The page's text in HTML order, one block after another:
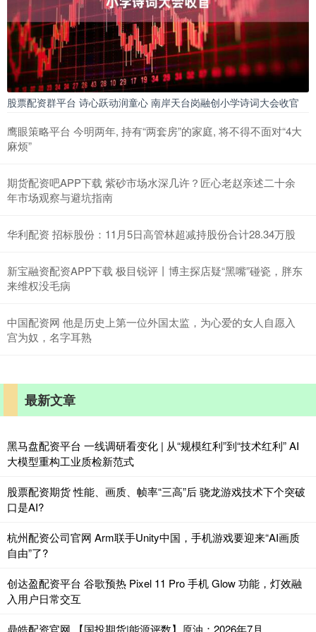
股票配资群平台 诗心跃动润童心 南岸天台岗融创小学诗词大会收官
鹰眼策略平台 今明两年, 持有“两套房”的家庭, 将不得不面对“4大
麻烦”
期货配资吧APP下载 紫砂市场水深几许？匠心老赵亲述二十余
年市场观察与避坑指南
华利配资 招标股份：11月5日高管林超减持股份合计28.34万股
新宝融资配资APP下载 极目锐评丨博主探店疑“黑嘴”碰瓷，胖东
来维权没毛病
中国配资网 他是历史上第一位外国太监，为心爱的女人自愿入
宫为奴，名字耳熟
最新文章
黑马盘配资平台 一线调研看变化 | 从“规模红利”到“技术红利” AI
大模型重构工业质检新范式
股票配资期货 性能、画质、帧率“三高”后 骁龙游戏技术下个突破
口是AI?
杭州配资公司官网 Arm联手Unity中国，手机游戏要迎来“AI画质
自由”了?
创达盈配资平台 谷歌预热 Pixel 11 Pro 手机 Glow 功能，灯效融
入用户日常交互
鼎皓配资官网 【国投期货|能源评数】原油：2026年7月